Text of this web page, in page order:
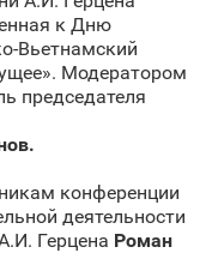
к Дню
Вьетнамский
Модератором
председателя
конференции
деятельности
Герцена Роман